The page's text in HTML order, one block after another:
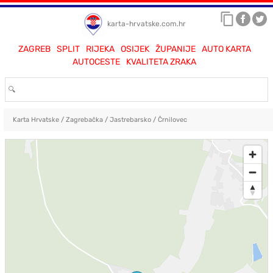
karta-hrvatske.com.hr
ZAGREB SPLIT RIJEKA OSIJEK ŽUPANIJE
AUTO KARTA
AUTOCESTE
KVALITETA ZRAKA
Karta Hrvatske/ Zagrebačka/ Jastrebarsko/ Črnilovec